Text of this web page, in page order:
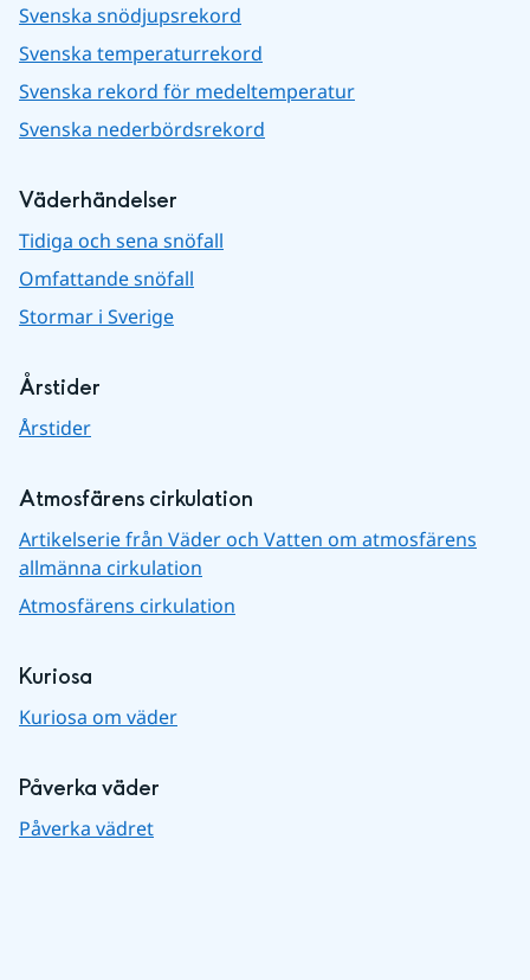
Svenska snödjupsrekord
Svenska temperaturrekord
Svenska rekord för medeltemperatur
Svenska nederbördsrekord
Väderhändelser
Tidiga och sena snöfall
Omfattande snöfall
Stormar i Sverige
Årstider
Årstider
Atmosfärens cirkulation
Artikelserie från Väder och Vatten om atmosfärens
allmänna cirkulation
Atmosfärens cirkulation
Kuriosa
Kuriosa om väder
Påverka väder
Påverka vädret